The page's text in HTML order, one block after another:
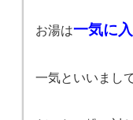
お湯は一気に
一気といいまし